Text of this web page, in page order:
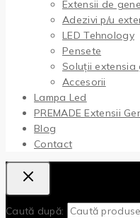
Extensii de
Adezivi p/u
LED Tehnology
Pensete
Soluții extensia
Accesorii
Lampa Led
PREMADE Extensii
Blog
Contact
Caută după: